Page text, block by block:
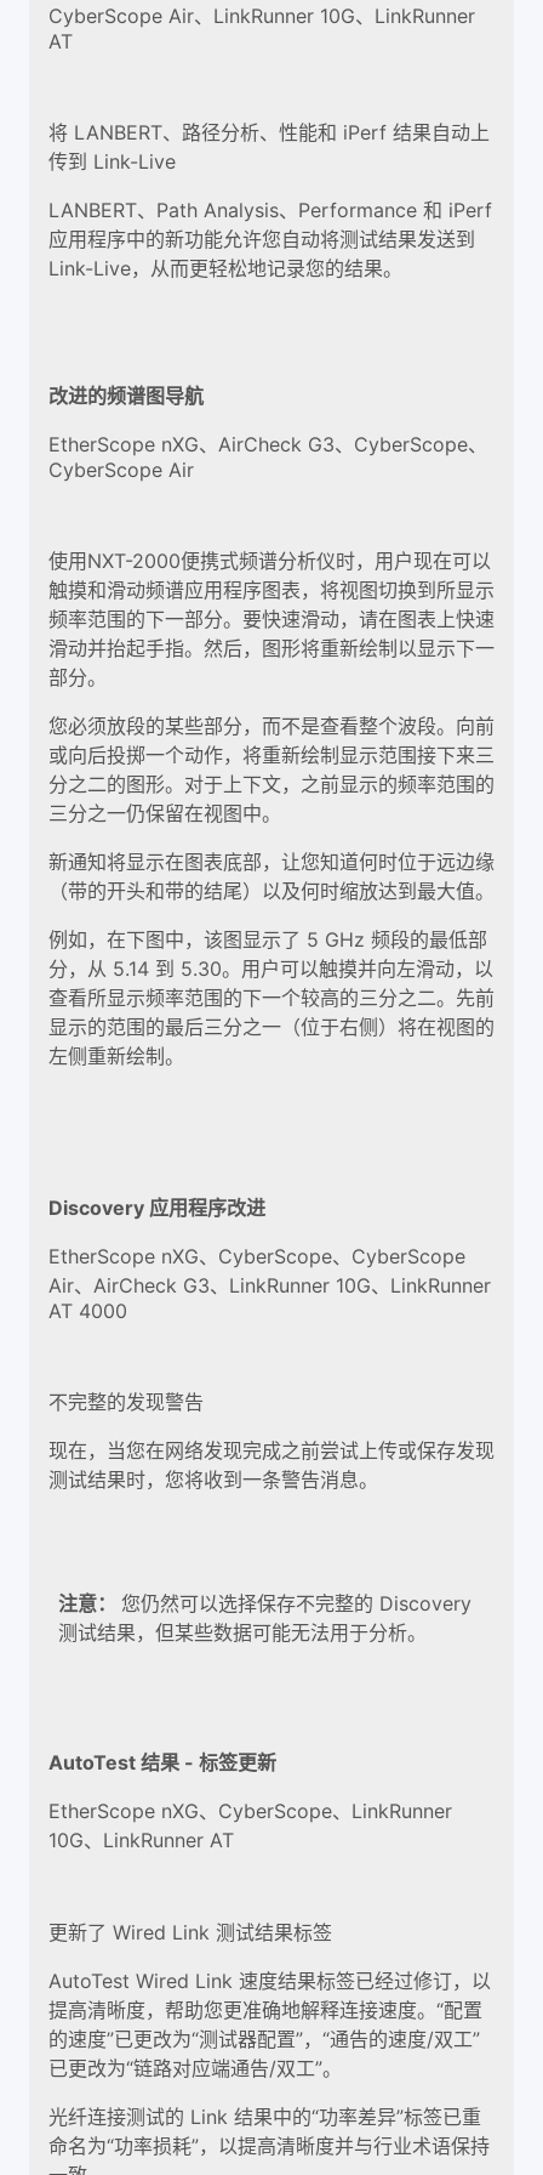
CyberScope Air、LinkRunner 10G、LinkRunner
AT
将 LANBERT、路径分析、性能和 iPerf 结果自动上
传到 Link-Live
LANBERT、Path Analysis、Performance 和 iPerf
应用程序中的新功能允许您自动将测试结果发送到
Link-Live，从而更轻松地记录您的结果。
改进的频谱图导航
EtherScope nXG、AirCheck G3、CyberScope、
CyberScope Air
使用NXT-2000便携式频谱分析仪时，用户现在可以
触摸和滑动频谱应用程序图表，将视图切换到所显示
频率范围的下一部分。要快速滑动，请在图表上快速
滑动并抬起手指。然后，图形将重新绘制以显示下一
部分。
您必须放段的某些部分，而不是查看整个波段。向前
或向后投掷一个动作，将重新绘制显示范围接下来三
分之二的图形。对于上下文，之前显示的频率范围的
三分之一仍保留在视图中。
新通知将显示在图表底部，让您知道何时位于远边缘
（带的开头和带的结尾）以及何时缩放达到最大值。
例如，在下图中，该图显示了 5 GHz 频段的最低部
分，从 5.14 到 5.30。用户可以触摸并向左滑动，以
查看所显示频率范围的下一个较高的三分之二。先前
显示的范围的最后三分之一（位于右侧）将在视图的
左侧重新绘制。
Discovery 应用程序改进
EtherScope nXG、CyberScope、CyberScope
Air、AirCheck G3、LinkRunner 10G、LinkRunner
AT 4000
不完整的发现警告
现在，当您在网络发现完成之前尝试上传或保存发现
测试结果时，您将收到一条警告消息。
注意： 您仍然可以选择保存不完整的 Discovery
测试结果，但某些数据可能无法用于分析。
AutoTest 结果 - 标签更新
EtherScope nXG、CyberScope、LinkRunner
10G、LinkRunner AT
更新了 Wired Link 测试结果标签
AutoTest Wired Link 速度结果标签已经过修订，以
提高清晰度，帮助您更准确地解释连接速度。“配置
的速度”已更改为“测试器配置”，“通告的速度/双工”
已更改为“链路对应端通告/双工”。
光纤连接测试的 Link 结果中的“功率差异”标签已重
命名为“功率损耗”，以提高清晰度并与行业术语保持